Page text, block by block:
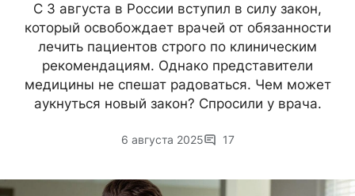
С 3 августа в России вступил в силу закон,
который освобождает врачей от обязанности
лечить пациентов строго по клиническим
рекомендациям. Однако представители
медицины не спешат радоваться. Чем может
аукнуться новый закон? Спросили у врача.
6 августа 2025 17